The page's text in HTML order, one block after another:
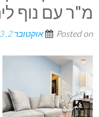
מ"ר עם נוף לים
Posted on אוקטובר 2, 2023